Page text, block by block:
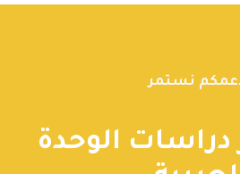
نستمر
دراسات الوحدة